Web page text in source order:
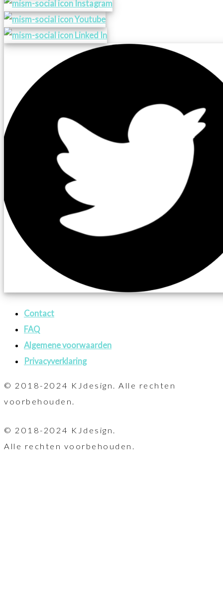
Contact
FAQ
Algemene voorwaarden
Privacyverklaring
© 2018-2024 KJdesign. Alle rechten
voorbehouden.
© 2018-2024 KJdesign.
Alle rechten voorbehouden.